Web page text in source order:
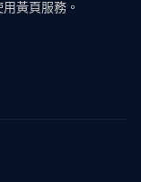
黃頁服務。